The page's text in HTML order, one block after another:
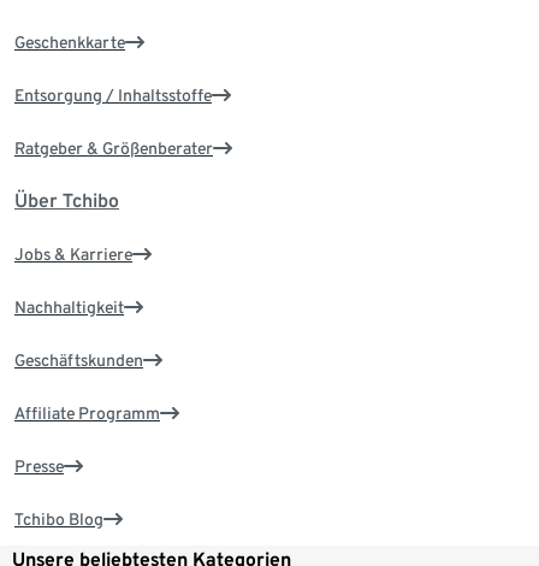
Geschenkkarte
Entsorgung / Inhaltsstoffe
Ratgeber & Größenberater
Über Tchibo
Jobs & Karriere
Nachhaltigkeit
Geschäftskunden
Affiliate Programm
Presse
Tchibo Blog
Unsere beliebtesten Kategorien